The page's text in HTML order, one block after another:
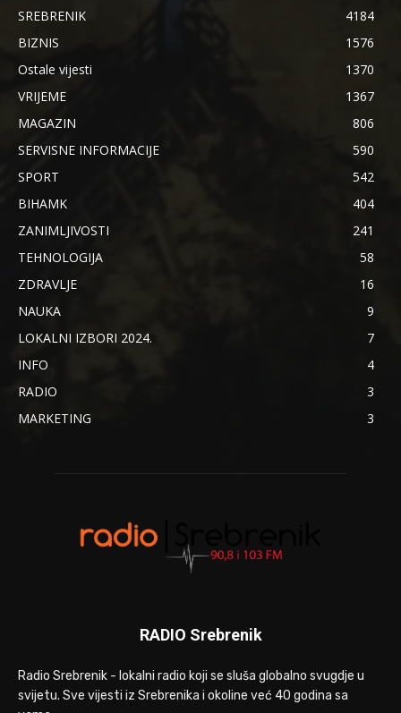
SREBRENIK
4184
BIZNIS
1576
Ostale vijesti
1370
VRIJEME
1367
MAGAZIN
806
SERVISNE INFORMACIJE
590
SPORT
542
BIHAMK
404
ZANIMLJIVOSTI
241
TEHNOLOGIJA
58
ZDRAVLJE
16
NAUKA
9
LOKALNI IZBORI 2024.
7
INFO
4
RADIO
3
MARKETING
3
RADIO Srebrenik
Radio Srebrenik - lokalni radio koji se sluša globalno svugdje u
svijetu. Sve vijesti iz Srebrenika i okoline već 40 godina sa